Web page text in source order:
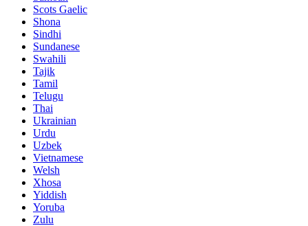
Scots Gaelic
Shona
Sindhi
Sundanese
Swahili
Tajik
Tamil
Telugu
Thai
Ukrainian
Urdu
Uzbek
Vietnamese
Welsh
Xhosa
Yiddish
Yoruba
Zulu